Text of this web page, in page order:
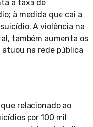
a taxa de
à medida que cai a
A violência na
também aumenta os
atuou na rede pública
relacionado ao
por 100 mil